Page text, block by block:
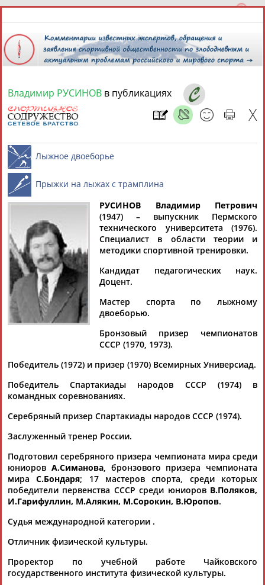
9 августа 2026 года,
СПОРТСМЕНЫ, ТРЕНЕРЫ И СПЕЦИАЛИСТЫ
Найдено: 13181персон
Аслаудин
АБАЕВ
Елена
АБАИМОВА
Мария
Юлия
Дмитрий
Тамилла
АБАСОВА
Рамазан
АБАЧАРАЕВ
АБАШИДЗЕ
Флюра
АББАТЕ-
Татьяна
АББЯСОВА
Акжана
Артур
Владимир РУСИНОВ в публикациях
Лыжное двоеборье
Прыжки на лыжах с трамплина
РУСИНОВ Владимир Петрович
(1947) – выпускник Пермского
технического университета (1976).
Специалист в области теории и
методики спортивной тренировки.
Кандидат педагогических наук.
Доцент.
Мастер спорта по лыжному
двоеборью.
Бронзовый призер чемпионатов
СССР (1970, 1973).
Победитель (1972) и призер (1970) Всемирных Универсиад.
Победитель Спартакиады народов СССР (1974) в
командных соревнованиях.
Серебряный призер Спартакиады народов СССР (1974).
Заслуженный тренер России.
Подготовил серебряного призера чемпионата мира среди
юниоров А.Симанова, бронзового призера чемпионата
мираС.Бондаря; 17 мастеров спорта, среди которых
победители первенства СССР среди юниоров В.Поляков,
И.Гарифуллин, М.Алякин, М.Сорокин, В.Юропов.
Судья международной категории .
Отличник физической культуры.
Проректор по учебной работе Чайковского
государственного института физической культуры.